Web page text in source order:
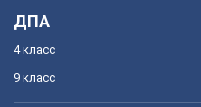
ДПА
4 класс
9 класс